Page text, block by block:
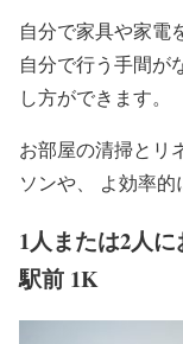
自分で家具や家電
自分で行う手間が
し方ができます。
お部屋の清掃とリ
ソンや、 よ効率的
1人または2人
駅前 1K